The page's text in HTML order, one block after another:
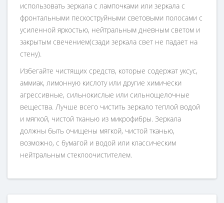
использовать зеркала с лампочками или зеркала с
фронтальными пескоструйными световыми полосами с
усиленной яркостью, нейтральным дневным светом и
закрытым свечением(сзади зеркала свет не падает на
стену).
Избегайте чистящих средств, которые содержат уксус,
аммиак, лимонную кислоту или другие химически
агрессивные, сильнокислые или сильнощелочные
вещества. Лучше всего чистить зеркало теплой водой
и мягкой, чистой тканью из микрофибры. Зеркала
должны быть очищены мягкой, чистой тканью,
возможно, с бумагой и водой или классическим
нейтральным стеклоочистителем.